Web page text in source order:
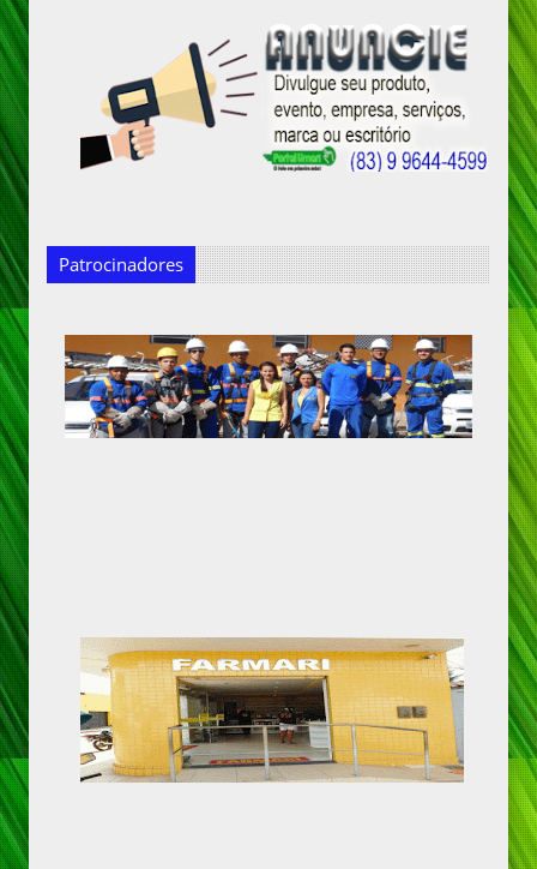
Patrocinadores